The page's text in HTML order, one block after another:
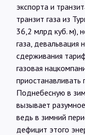
экспорта и
транзит газа из
36,2 млрд куб. м),
газа, девальвация
сдерживания
газовая
приостанавливать
Поднебесную в
вызывает
ведь в зимний
дефицит этого